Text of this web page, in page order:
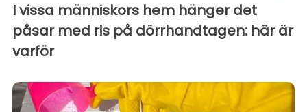
I vissa människors hem hänger det
påsar med ris på dörrhandtagen: här är
varför